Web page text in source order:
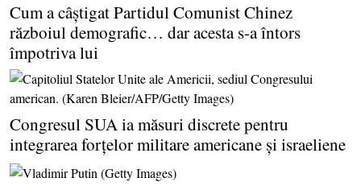
Cum a câştigat Partidul Comunist Chinez
războiul demografic… dar acesta s-a întors
împotriva lui
Congresul SUA ia măsuri discrete pentru
integrarea forţelor militare americane şi israeliene